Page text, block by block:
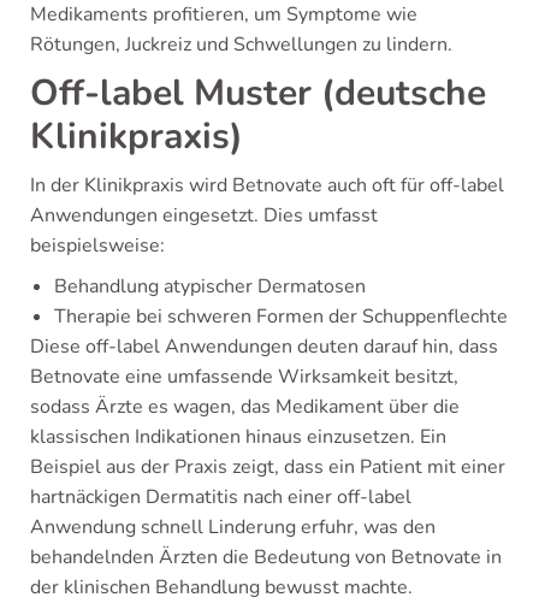
Medikaments profitieren, um Symptome wie
Rötungen, Juckreiz und Schwellungen zu lindern.
Off-label Muster (deutsche
Klinikpraxis)
In der Klinikpraxis wird Betnovate auch oft für off-label
Anwendungen eingesetzt. Dies umfasst
beispielsweise:
Behandlung atypischer Dermatosen
Therapie bei schweren Formen der Schuppenflechte
Diese off-label Anwendungen deuten darauf hin, dass
Betnovate eine umfassende Wirksamkeit besitzt,
sodass Ärzte es wagen, das Medikament über die
klassischen Indikationen hinaus einzusetzen. Ein
Beispiel aus der Praxis zeigt, dass ein Patient mit einer
hartnäckigen Dermatitis nach einer off-label
Anwendung schnell Linderung erfuhr, was den
behandelnden Ärzten die Bedeutung von Betnovate in
der klinischen Behandlung bewusst machte.